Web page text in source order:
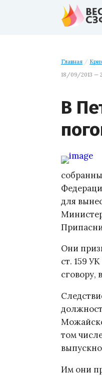
Главная /
18/09/2013 —
В
для
Они
ст. 159
сговору,
том
Им они